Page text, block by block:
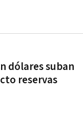
dólares suban
reservas